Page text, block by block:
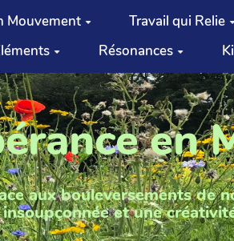
Mouvement Travail qui Relie
Résonances
en
aux bouleversements de
et une